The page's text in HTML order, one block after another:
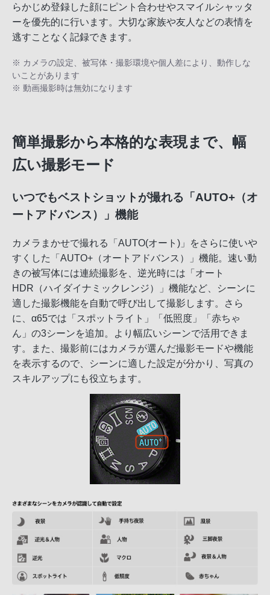
らかじめ登録した顔にピント合わせやスマイルシャッタ
ーを優先的に行います。大切な家族や友人などの表情を
逃すことなく記録できます。
※ カメラの設定、被写体・撮影環境や個人差により、動作しな
いことがあります
※ 動画撮影時は無効になります
簡単撮影から本格的な表現まで、幅
広い撮影モード
いつでもベストショットが撮れる「AUTO+（オ
ートアドバンス）」機能
カメラまかせで撮れる「AUTO(オート)」をさらに使いや
すくした「AUTO+（オートアドバンス）」機能。速い動
きの被写体には連続撮影を、逆光時には「オート
HDR（ハイダイナミックレンジ）」機能など、シーンに
適した撮影機能を自動で呼び出して撮影します。さら
に、α65では「スポットライト」「低照度」「赤ちゃ
ん」の3シーンを追加。より幅広いシーンで活用できま
す。また、撮影前にはカメラが選んだ撮影モードや機能
を表示するので、シーンに適した設定が分かり、写真の
スキルアップにも役立ちます。